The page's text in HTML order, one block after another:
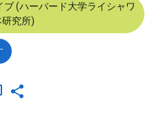
ブ (ハーバード大学ライシャワ
究所)